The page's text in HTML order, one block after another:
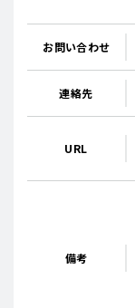
お問い合わせ
連絡先
URL
備考